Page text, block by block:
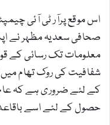
اس موقع پرآر ٹی آئی
صحافی سعدیہ مظہر نے
معلومات تک رسائی کے
شفافیت کی روک تھام
کے لئے ضروری ہے کہ
حصول کے لئے اسے